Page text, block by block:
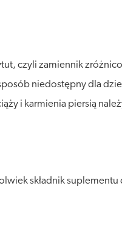
czyli zamiennik
niedostępny dla
i karmienia piersią
składnik